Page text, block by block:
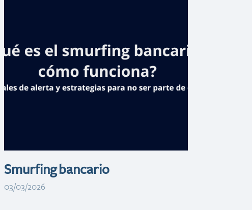
captación de
inversión
Smurfing bancario
03/03/2026